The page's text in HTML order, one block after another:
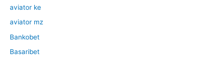
aviator ke
aviator mz
Bankobet
Basaribet